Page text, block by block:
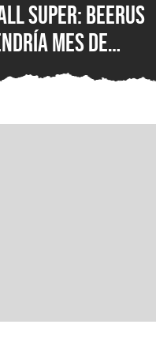
Super: Beerus
mes de
pronto habría
sobre el
del anime